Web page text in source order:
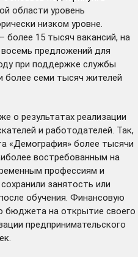
области уровень
низком уровне.
более 15 тысяч вакансий, на
предложений для
при поддержке службы
более семи тысяч жителей
о результатах реализации
и работодателей. Так,
«Демография» более тысячи
востребованным на
профессиям и
занятость или
обучения. Финансовую
бюджета на открытие своего
предпринимательского